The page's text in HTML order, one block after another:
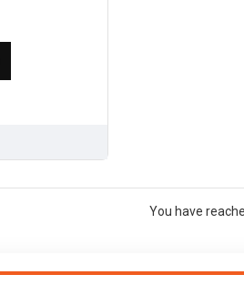
You have